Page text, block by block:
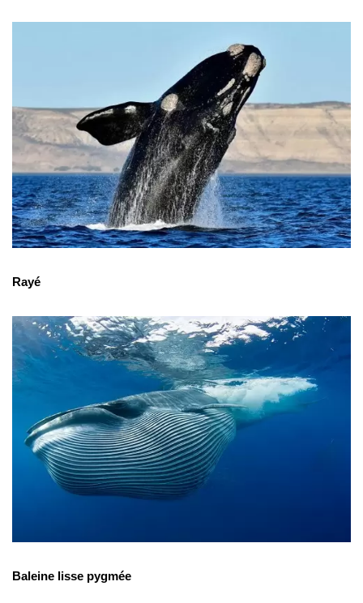
Rayé
Baleine lisse pygmée